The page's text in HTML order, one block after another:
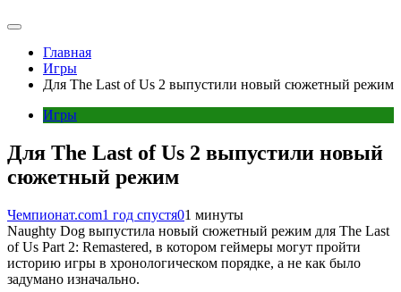
Главная
Игры
Для The Last of Us 2 выпустили новый сюжетный режим
Игры
Для The Last of Us 2 выпустили новый
сюжетный режим
Чемпионат.com1 год спустя01 минуты
Naughty Dog выпустила новый сюжетный режим для The Last
of Us Part 2: Remastered, в котором геймеры могут пройти
историю игры в хронологическом порядке, а не как было
задумано изначально.